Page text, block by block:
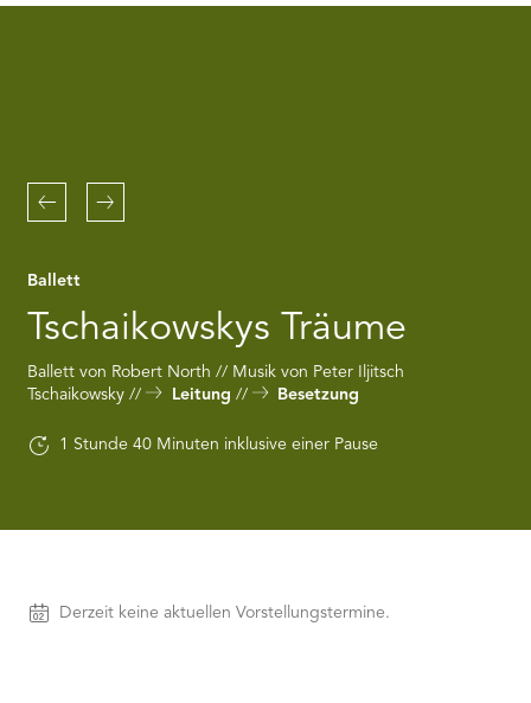
Ballett
Tschaikowskys Träume
Ballett von Robert North // Musik von Peter Iljitsch
Tschaikowsky
Leitung Besetzung
1 Stunde 40 Minuten inklusive einer Pause
to
load
trackers
that
are
disclosed
to
visitor.
needs
the
site
Zurück Weiter
Vorstellungen
Derzeit keine aktuellen Vorstellungstermine.